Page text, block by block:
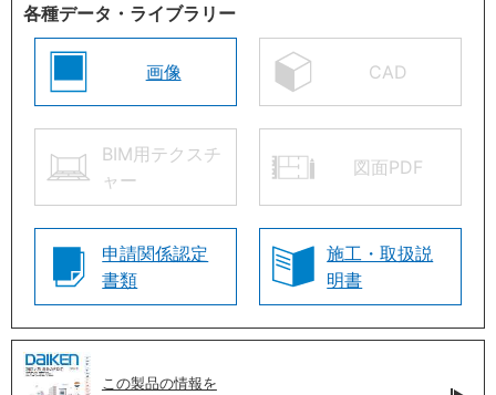
各種データ・ライブラリー
画像 CAD
BIM用テクスチ
ャー
図面PDF
申請関係認定
書類
施工・取扱説
明書
この製品の情報を